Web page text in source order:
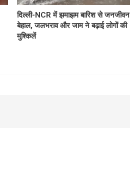
दिल्ली-NCR में झमाझम बारिश से जनजीवन
बेहाल, जलभराव और जाम ने बढ़ाई लोगों की
मुश्किलें